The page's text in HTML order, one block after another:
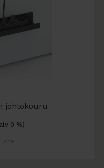
johtokouru
0 %)